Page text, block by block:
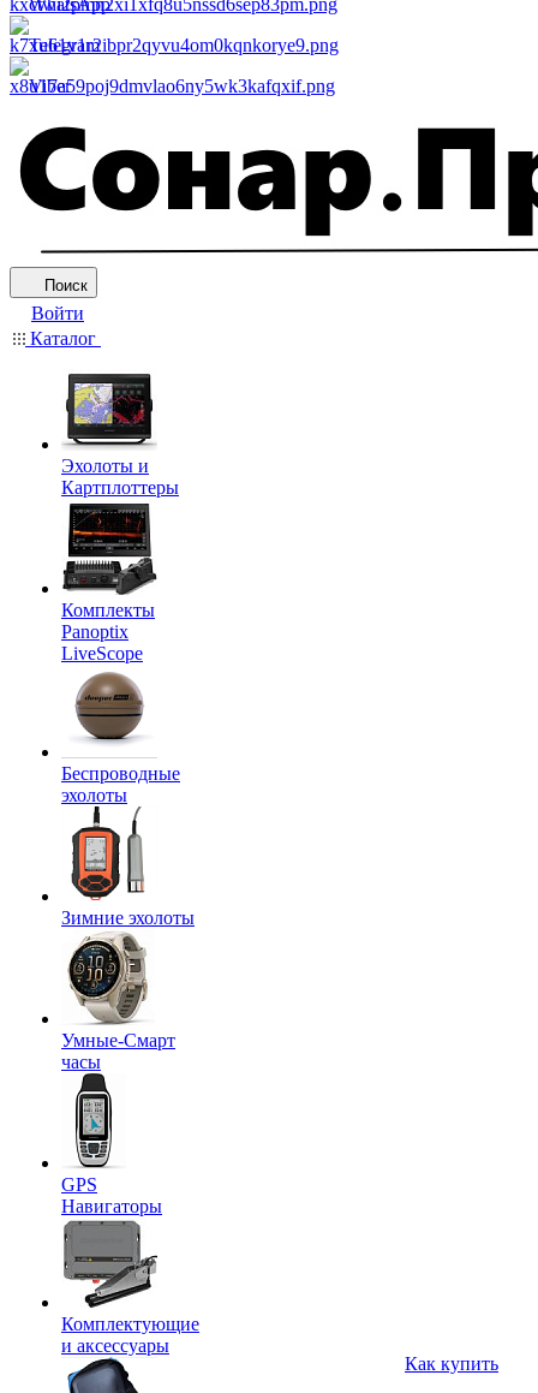
WhatsApp
Telegram
Viber
Поиск
Войти
Каталог
Эхолоты и
Картплоттеры
Комплекты
Panoptix
LiveScope
Беспроводные
эхолоты
Зимние эхолоты
Умные-Смарт
часы
GPS
Навигаторы
Комплектующие
и аксессуары
Как купить